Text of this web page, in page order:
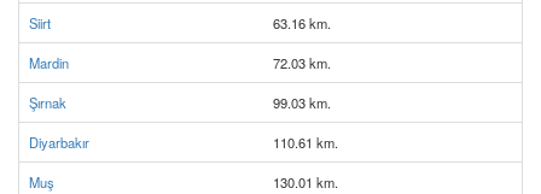
Siirt 63.16 km.
Mardin 72.03 km.
Şırnak 99.03 km.
Diyarbakır 110.61 km.
Muş 130.01 km.